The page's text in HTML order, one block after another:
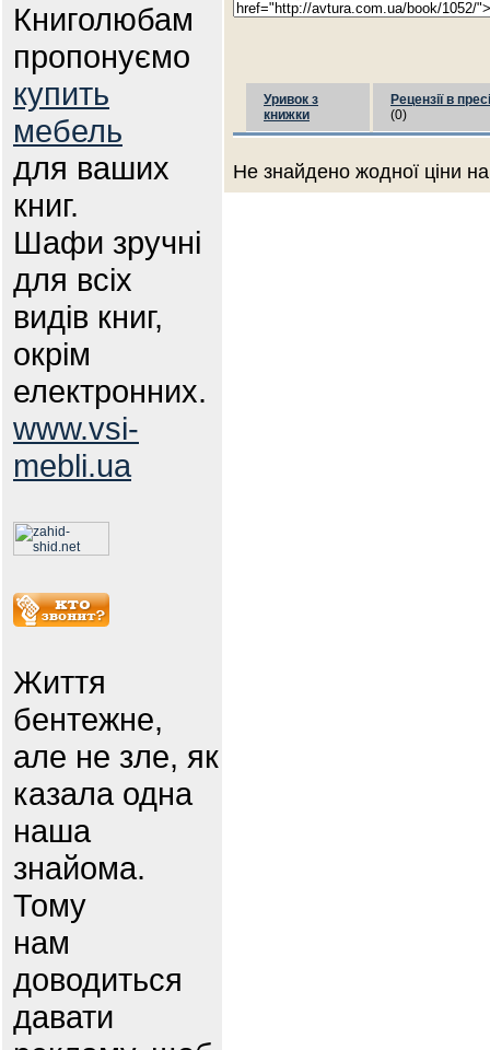
Книголюбам
пропонуємо
купить
мебель
для ваших
книг.
Шафи зручні
для всіх
видів книг,
окрім
електронних.
www.vsi-
mebli.ua
Життя
бентежне,
але не зле, як
казала одна
наша
знайома.
Тому
нам
доводиться
давати
Уривок з
книжки
Рецензії в пресі
(0)
Не знайдено жодної ціни